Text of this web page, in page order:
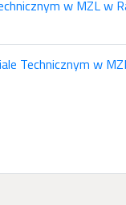
w MZL w
Technicznym w